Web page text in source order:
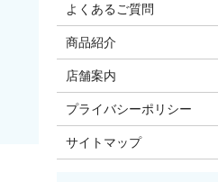
よくあるご質問
商品紹介
店舗案内
プライバシーポリシー
サイトマップ